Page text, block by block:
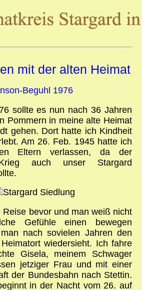
mit der alten Heimat
Beguhl 1976
sollte es nun nach 36 Jahren
Pommern in meine alte Heimat
gehen. Dort hatte ich Kindheit
Am 26. Feb. 1945 hatte ich
Eltern verlassen, da der
auch unser Stargard
Reise bevor und man weiß nicht
Gefühle einen bewegen
nach sovielen Jahren den
wiedersieht. Ich fahre
Gisela, meinem Schwager
jetziger Frau und mit einer
der Bundesbahn nach Stettin.
in der Nacht vom 26. auf